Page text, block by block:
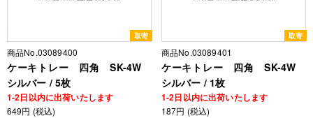
取寄
商品No.03089400
ケーキトレー 四角 SK-4W
シルバー / 5枚
1-2日以内に出荷いたします
649円 (税込)
取寄
商品No.03089401
ケーキトレー 四角 SK-4W
シルバー / 1枚
1-2日以内に出荷いたします
187円 (税込)